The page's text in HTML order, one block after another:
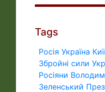
Tags
Росія Україна
Збройні сили
Росіяни
Зеленський